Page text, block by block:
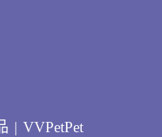
| VVPetPet